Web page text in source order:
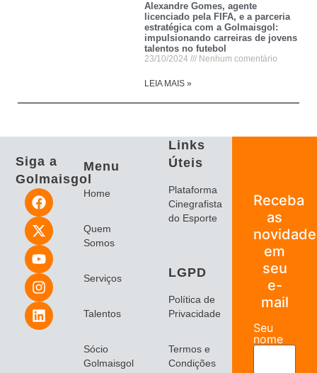
Alexandre Gomes, agente
licenciado pela FIFA, e a parceria
estratégica com a Golmaisgol:
impulsionando carreiras de jovens
talentos no futebol
23/10/2024 Nenhum comentário
LEIA MAIS »
Siga a
Golmaisgol
Menu
Home
Quem
Somos
Serviços
Talentos
Sócio
Golmaisgol
Links
Úteis
Plataforma
Cinegrafista
do Esporte
LGPD
Política de
Privacidade
Termos e
Condições
Receba
as
em
seu
e-
mail
Seu
nome